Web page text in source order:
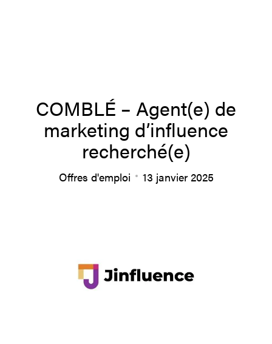
À propos
Équipe
Productions
Contact
COMBLÉ – Agent(e) de
marketing d’influence
recherché(e)
Offres d'emploi 13 janvier 2025